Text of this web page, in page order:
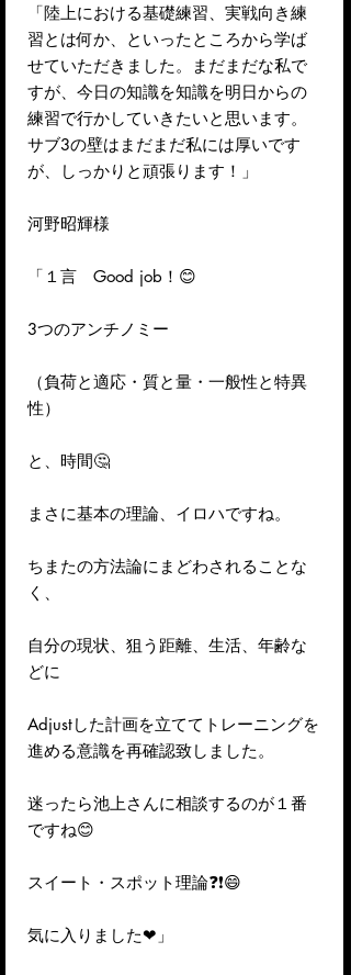
「陸上における基礎練習、実戦向き練
習とは何か、といったところから学ば
せていただきました。まだまだな私で
すが、今日の知識を知識を明日からの
練習で行かしていきたいと思います。
サブ3の壁はまだまだ私には厚いです
が、しっかりと頑張ります！」
河野昭輝様
「１言 Good job！ 😊
3つのアンチノミー
（負荷と適応・質と量・一般性と特異
性）
と、時間🤔
まさに基本の理論、イロハですね。
ちまたの方法論にまどわされることな
く、
自分の現状、狙う距離、生活、年齢な
どに
Adjustした計画を立ててトレーニングを
進める意識を再確認致しました。
迷ったら池上さんに相談するのが１番
ですね😊
スイート・スポット理論❓❗😄
気に入りました❤ 」